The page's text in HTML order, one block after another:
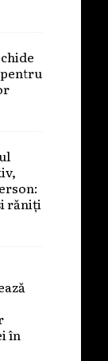
răniți
în